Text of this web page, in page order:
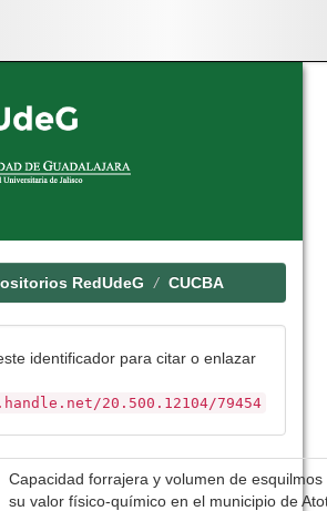
RedUdeG CUCBA
identificador para citar o enlazar
20.500.12104/79454
Capacidad forrajera y volumen de
su valor físico-químico en el municipio de